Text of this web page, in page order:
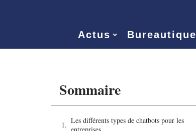
Actus Bureautique
Sommaire
Les différents types de chatbots pour les